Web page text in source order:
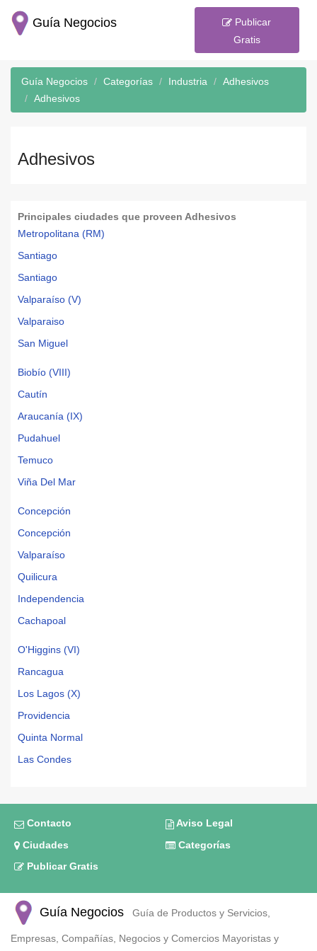
Guía Negocios
Publicar
Gratis
Guía Negocios Categorías Industria
Adhesivos
Adhesivos
Adhesivos
Principales ciudades que proveen Adhesivos
Metropolitana (RM)
Santiago
Santiago
Valparaíso (V)
Valparaiso
San Miguel
Biobío (VIII)
Cautín
Araucanía (IX)
Pudahuel
Temuco
Viña Del Mar
Concepción
Concepción
Valparaíso
Quilicura
Independencia
Cachapoal
O'Higgins (VI)
Rancagua
Los Lagos (X)
Providencia
Quinta Normal
Las Condes
Contacto
Aviso Legal
Ciudades
Categorías
Publicar Gratis
Guía Negocios Guía de Productos y Servicios,
Empresas, Compañías, Negocios y Comercios Mayoristas y